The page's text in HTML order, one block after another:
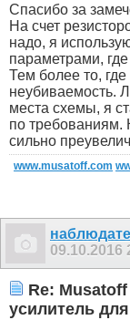
Спасибо за
На счет
надо, я
параметрами,
Тем более то, где
неубиваемость.
места схемы, я
по требованиям.
сильно
www.musatoff.com
09.10.2016
Re:
усилитель